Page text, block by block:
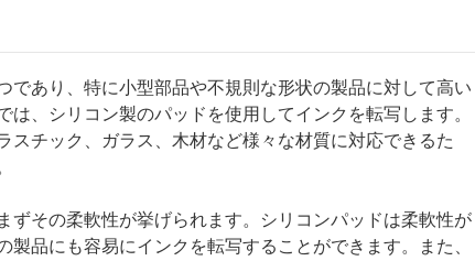
であり、特に小型部品や不規則な形状の製品に対して高い
、シリコン製のパッドを使用してインクを転写します。
スチック、ガラス、木材など様々な材質に対応できるた
ずその柔軟性が挙げられます。シリコンパッドは柔軟性が
品にも容易にインクを転写することができます。また、